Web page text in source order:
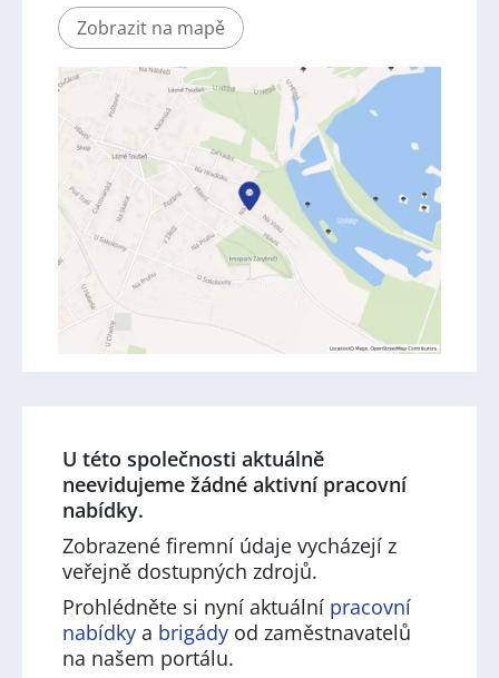
Zobrazit na mapě
U této společnosti aktuálně
neevidujeme žádné aktivní pracovní
nabídky.
Zobrazené firemní údaje vycházejí z
veřejně dostupných zdrojů.
Prohlédněte si nyní aktuální pracovní
nabídky a brigády od zaměstnavatelů
na našem portálu.